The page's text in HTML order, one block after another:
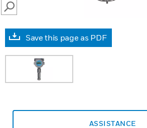
SEARCH
Save this page as PDF
ASSISTANCE